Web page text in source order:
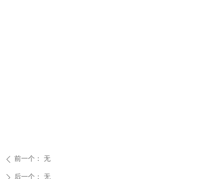
ꄴ 前一个： 无
ꄲ 后一个： 无